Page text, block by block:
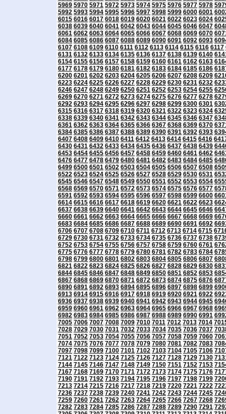
5969 5970 5971 5972 5973 5974 5975 5976 5977 5978
5992 5993 5994 5995 5996 5997 5998 5999 6000 6001
6015 6016 6017 6018 6019 6020 6021 6022 6023 6024
6038 6039 6040 6041 6042 6043 6044 6045 6046 6047
6061 6062 6063 6064 6065 6066 6067 6068 6069 6070
6084 6085 6086 6087 6088 6089 6090 6091 6092 6093
6107 6108 6109 6110 6111 6112 6113 6114 6115 6116 6117
6131 6132 6133 6134 6135 6136 6137 6138 6139 6140
6154 6155 6156 6157 6158 6159 6160 6161 6162 6163
6177 6178 6179 6180 6181 6182 6183 6184 6185 6186
6200 6201 6202 6203 6204 6205 6206 6207 6208 6209
6223 6224 6225 6226 6227 6228 6229 6230 6231 6232
6246 6247 6248 6249 6250 6251 6252 6253 6254 6255
6269 6270 6271 6272 6273 6274 6275 6276 6277 6278
6292 6293 6294 6295 6296 6297 6298 6299 6300 6301
6315 6316 6317 6318 6319 6320 6321 6322 6323 6324
6338 6339 6340 6341 6342 6343 6344 6345 6346 6347
6361 6362 6363 6364 6365 6366 6367 6368 6369 6370
6384 6385 6386 6387 6388 6389 6390 6391 6392 6393
6407 6408 6409 6410 6411 6412 6413 6414 6415 6416
6430 6431 6432 6433 6434 6435 6436 6437 6438 6439
6453 6454 6455 6456 6457 6458 6459 6460 6461 6462
6476 6477 6478 6479 6480 6481 6482 6483 6484 6485
6499 6500 6501 6502 6503 6504 6505 6506 6507 6508
6522 6523 6524 6525 6526 6527 6528 6529 6530 6531
6545 6546 6547 6548 6549 6550 6551 6552 6553 6554
6568 6569 6570 6571 6572 6573 6574 6575 6576 6577
6591 6592 6593 6594 6595 6596 6597 6598 6599 6600
6614 6615 6616 6617 6618 6619 6620 6621 6622 6623
6637 6638 6639 6640 6641 6642 6643 6644 6645 6646
6660 6661 6662 6663 6664 6665 6666 6667 6668 6669
6683 6684 6685 6686 6687 6688 6689 6690 6691 6692
6706 6707 6708 6709 6710 6711 6712 6713 6714 6715
6729 6730 6731 6732 6733 6734 6735 6736 6737 6738
6752 6753 6754 6755 6756 6757 6758 6759 6760 6761
6775 6776 6777 6778 6779 6780 6781 6782 6783 6784
6798 6799 6800 6801 6802 6803 6804 6805 6806 6807
6821 6822 6823 6824 6825 6826 6827 6828 6829 6830
6844 6845 6846 6847 6848 6849 6850 6851 6852 6853
6867 6868 6869 6870 6871 6872 6873 6874 6875 6876
6890 6891 6892 6893 6894 6895 6896 6897 6898 6899
6913 6914 6915 6916 6917 6918 6919 6920 6921 6922
6936 6937 6938 6939 6940 6941 6942 6943 6944 6945
6959 6960 6961 6962 6963 6964 6965 6966 6967 6968
6982 6983 6984 6985 6986 6987 6988 6989 6990 6991
7005 7006 7007 7008 7009 7010 7011 7012 7013 7014
7028 7029 7030 7031 7032 7033 7034 7035 7036 7037
7051 7052 7053 7054 7055 7056 7057 7058 7059 7060
7074 7075 7076 7077 7078 7079 7080 7081 7082 7083
7097 7098 7099 7100 7101 7102 7103 7104 7105 7106
7121 7122 7123 7124 7125 7126 7127 7128 7129 7130
7144 7145 7146 7147 7148 7149 7150 7151 7152 7153
7167 7168 7169 7170 7171 7172 7173 7174 7175 7176
7190 7191 7192 7193 7194 7195 7196 7197 7198 7199
7213 7214 7215 7216 7217 7218 7219 7220 7221 7222
7236 7237 7238 7239 7240 7241 7242 7243 7244 7245
7259 7260 7261 7262 7263 7264 7265 7266 7267 7268
7282 7283 7284 7285 7286 7287 7288 7289 7290 7291